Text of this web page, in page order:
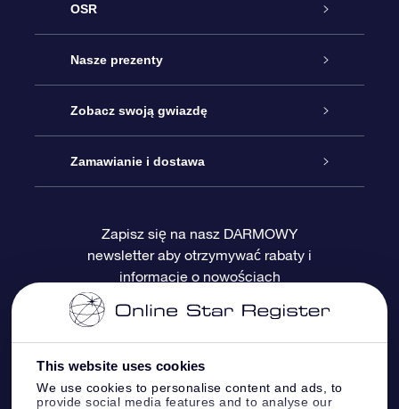
This website uses cookies
We use cookies to personalise content and ads, to
provide social media features and to analyse our
OSR
Obsługa
Kontakt
Blog
Recenzje
Nasze prezenty
Podarunek Gwiazda Online
Pakiet Podarunkowy OSR
Karta podarunkowa OSR
Prezenty firmowe
Zobacz swoją gwiazdę
Rejestr Gwiazd
Sprsonalizowana Strona Gwiazdy
One Million Stars
Gwieździsty Wygaszacz Ekranu OSR
Zamawianie i dostawa
Metody płatności
Dostawa
Polityka zwrotów
Zapisz się na nasz DARMOWY
newsletter aby otrzymywać rabaty i
informacje o nowościach